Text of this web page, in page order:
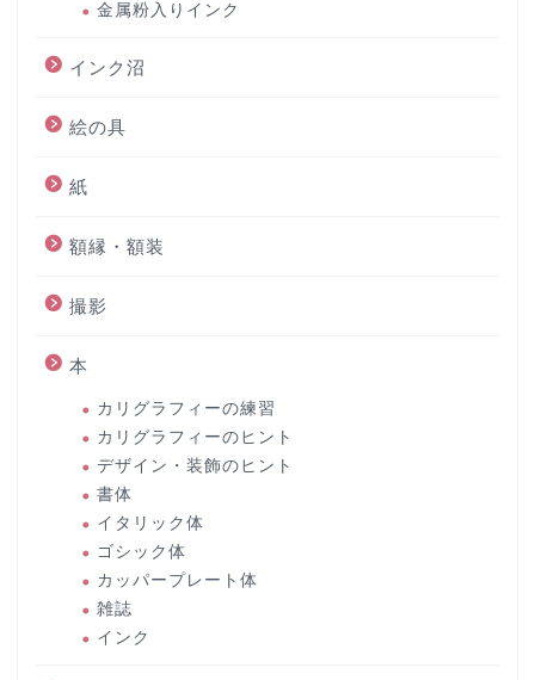
金属粉入りインク
インク沼
絵の具
紙
額縁・額装
撮影
本
カリグラフィーの練習
カリグラフィーのヒント
デザイン・装飾のヒント
書体
イタリック体
ゴシック体
カッパープレート体
雑誌
インク